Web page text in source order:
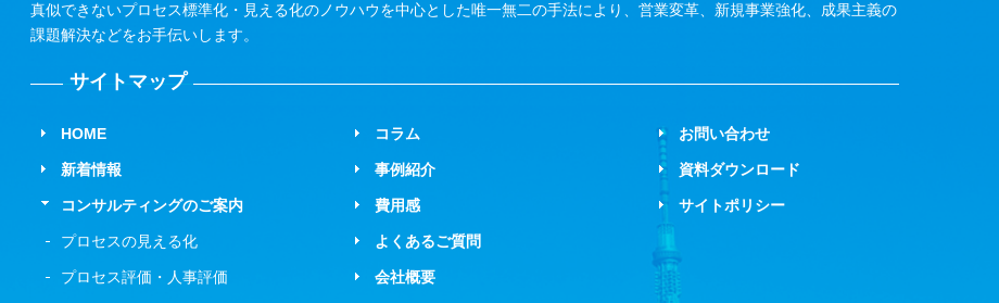
真似できないプロセス標準化・見える化のノウハウを中心とした唯一無二の手法により、営業変革、新規事業強化、成果主義の
課題解決などをお手伝いします。
サイトマップ
HOME
新着情報
コンサルティングのご案内
プロセスの見える化
プロセス評価・人事評価
コラム
事例紹介
費用感
よくあるご質問
会社概要
お問い合わせ
資料ダウンロード
サイトポリシー